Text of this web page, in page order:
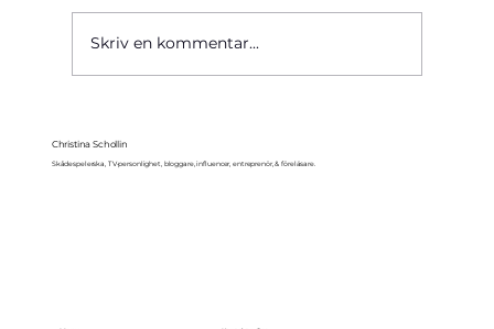
Skriv en kommentar...
Christina Schollin
Skådespelerska, TV-personlighet, bloggare, influencer, entreprenör, & föreläsare.